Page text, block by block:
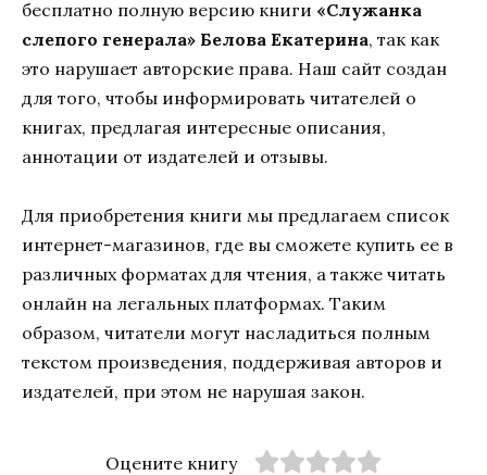
бесплатно полную версию книги «Служанка
слепого генерала» Белова Екатерина, так как
это нарушает авторские права. Наш сайт создан
для того, чтобы информировать читателей о
книгах, предлагая интересные описания,
аннотации от издателей и отзывы.
Для приобретения книги мы предлагаем список
интернет-магазинов, где вы сможете купить ее в
различных форматах для чтения, а также читать
онлайн на легальных платформах. Таким
образом, читатели могут насладиться полным
текстом произведения, поддерживая авторов и
издателей, при этом не нарушая закон.
Оцените книгу